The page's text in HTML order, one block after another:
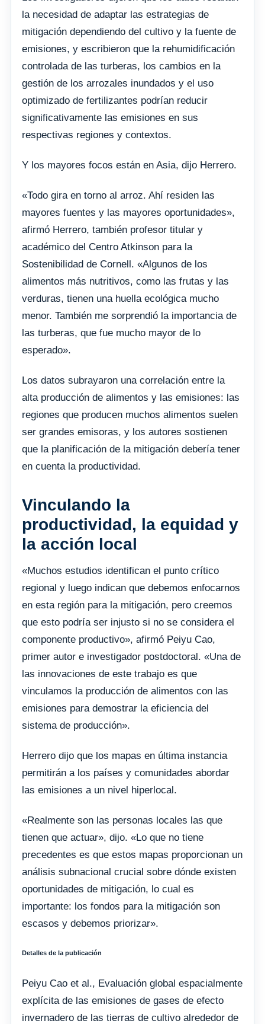
la necesidad de adaptar las estrategias de
mitigación dependiendo del cultivo y la fuente de
emisiones, y escribieron que la rehumidificación
controlada de las turberas, los cambios en la
gestión de los arrozales inundados y el uso
optimizado de fertilizantes podrían reducir
significativamente las emisiones en sus
respectivas regiones y contextos.
Y los mayores focos están en Asia, dijo Herrero.
«Todo gira en torno al arroz. Ahí residen las
mayores fuentes y las mayores oportunidades»,
afirmó Herrero, también profesor titular y
académico del Centro Atkinson para la
Sostenibilidad de Cornell. «Algunos de los
alimentos más nutritivos, como las frutas y las
verduras, tienen una huella ecológica mucho
menor. También me sorprendió la importancia de
las turberas, que fue mucho mayor de lo
esperado».
Los datos subrayaron una correlación entre la
alta producción de alimentos y las emisiones: las
regiones que producen muchos alimentos suelen
ser grandes emisoras, y los autores sostienen
que la planificación de la mitigación debería tener
en cuenta la productividad.
Vinculando la
productividad, la equidad y
la acción local
«Muchos estudios identifican el punto crítico
regional y luego indican que debemos enfocarnos
en esta región para la mitigación, pero creemos
que esto podría ser injusto si no se considera el
componente productivo», afirmó Peiyu Cao,
primer autor e investigador postdoctoral. «Una de
las innovaciones de este trabajo es que
vinculamos la producción de alimentos con las
emisiones para demostrar la eficiencia del
sistema de producción».
Herrero dijo que los mapas en última instancia
permitirán a los países y comunidades abordar
las emisiones a un nivel hiperlocal.
«Realmente son las personas locales las que
tienen que actuar», dijo. «Lo que no tiene
precedentes es que estos mapas proporcionan un
análisis subnacional crucial sobre dónde existen
oportunidades de mitigación, lo cual es
importante: los fondos para la mitigación son
escasos y debemos priorizar».
Detalles de la publicación
Peiyu Cao et al., Evaluación global espacialmente
explícita de las emisiones de gases de efecto
invernadero de las tierras de cultivo alrededor de